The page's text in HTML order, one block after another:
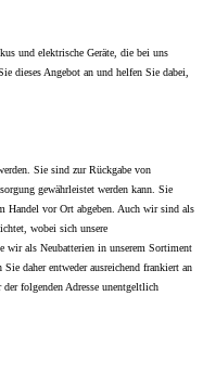
und elektrische Geräte, die bei uns
dieses Angebot an und helfen Sie dabei,
Sie sind zur Rückgabe von
gewährleistet werden kann. Sie
Handel vor Ort abgeben. Auch wir sind als
wobei sich unsere
wir als Neubatterien in unserem Sortiment
daher entweder ausreichend frankiert an
der folgenden Adresse unentgeltlich